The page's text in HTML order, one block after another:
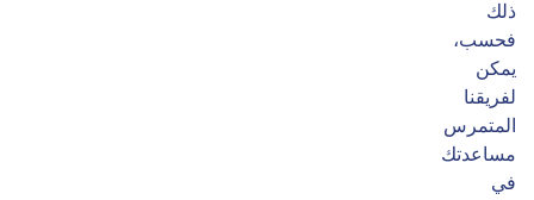
ذلك
فحسب،
يمكن
لفريقنا
المتمرس
مساعدتك
في